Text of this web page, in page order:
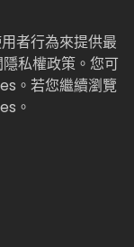
濾脫水
、石材、冶
分離脫水處
者行為來提供最
私權政策。您可
。若您繼續瀏覽
。